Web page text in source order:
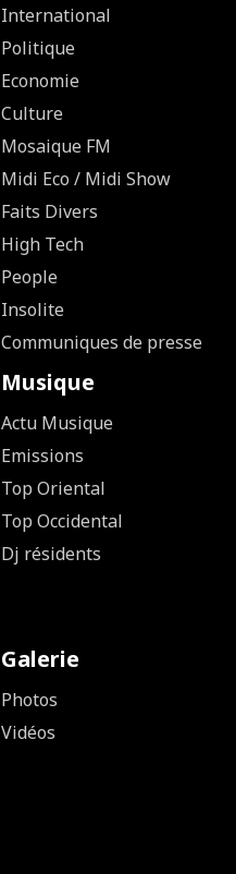
International
Politique
Economie
Culture
Mosaique FM
Midi Eco / Midi Show
Faits Divers
High Tech
People
Insolite
Communiques de presse
Musique
Actu Musique
Emissions
Top Oriental
Top Occidental
Dj résidents
Galerie
Photos
Vidéos